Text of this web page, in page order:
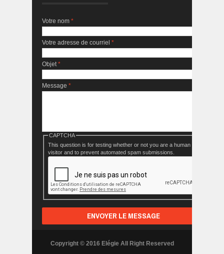
Votre nom *
Votre adresse de courriel *
Objet*
Message *
CAPTCHA
This question is for testing whether or not you are a human
visitor and to prevent automated spam submissions.
Copyright © 2016 Elégie All Right Reserved